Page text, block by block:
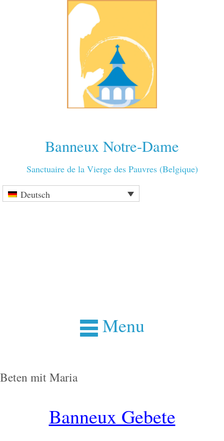
Banneux Notre-Dame
Sanctuaire de la Vierge des Pauvres (Belgique)
Deutsch
Menu
Beten mit Maria
Banneux Gebete